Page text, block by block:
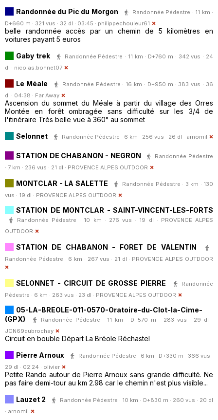
Randonnée du Pic du Morgon
Randonnée Pédestre · 11 km ·
D+660 m · 321 vus · 32 dl · 03:45 · philippechouleur61
belle randonnée accès par un chemin de 5 kilomètres en
voitures payant 5 euros
Gaby trek
Randonnée Pédestre · 11 km · D+760 m · 342 vus · 24
dl · nicolas.bonnet07
Le Méale
Randonnée Pédestre · 16 km · D+950 m · 383 vus · 36
dl · 04:38 · Far Away
Ascension du sommet du Méale à partir du village des Orres
Montée en forêt ombragée sans difficulté sur les 3/4 de
l'itinéraire Très belle vue à 360° au sommet
Selonnet
Randonnée Pédestre · 6 km · 256 vus · 26 dl · arnomil
STATION DE CHABANON - NEGRON
Randonnée Pédestre
· 7 km · 236 vus · 21 dl · PROVENCE ALPES OUTDOOR
MONTCLAR - LA SALETTE
Randonnée Pédestre · 3 km · 130
vus · 19 dl · PROVENCE ALPES OUTDOOR
STATION DE MONTCLAR - SAINT-VINCENT-LES-FORTS
Randonnée Pédestre · 10 km · 276 vus · 19 dl · PROVENCE ALPES
OUTDOOR
STATION DE CHABANON - FORET DE VALENTIN
Randonnée Pédestre · 6 km · 267 vus · 21 dl · PROVENCE ALPES OUTDOOR
SELONNET - CIRCUIT DE GROSSE PIERRE
Randonnée
Pédestre · 6 km · 263 vus · 23 dl · PROVENCE ALPES OUTDOOR
05-LA-BREOLE-011-0570-Oratoire-du-Clot-la-Cime-
(GPX)
Randonnée Pédestre · 11 km · D+570 m · 283 vus · 29 dl ·
JCN69dubrochay
Circuit en bouble Départ La Bréole Réchastel
Pierre Arnoux
Randonnée Pédestre · 6 km · D+330 m · 366 vus ·
29 dl · 02:24 · olivier
Petite Rando autour de Pierre Arnoux sans grande difficulté. Ne
pas faire demi-tour au km 2.98 car le chemin n'est plus visible...
Lauzet 2
Randonnée Pédestre · 10 km · D+830 m · 260 vus · 20 dl
· arnomil